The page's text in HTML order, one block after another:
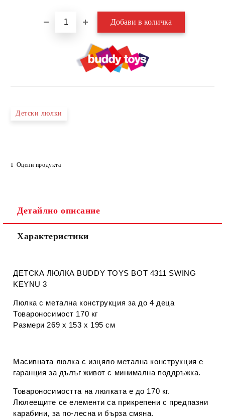
Детски люлки
Оцени продукта
Детайлно описание
Характеристики
ДЕТСКА ЛЮЛКА BUDDY TOYS BOT 4311 SWING
KEYNU 3
Люлка с метална конструкция за до 4 деца
Товароносимост 170 кг
Размери 269 x 153 x 195 см
Масивната люлка с изцяло метална конструкция е
гаранция за дълъг живот с минимална поддръжка.
Товароносимостта на люлката е до 170 кг.
Люлеещите се елементи са прикрепени с предпазни
карабини, за по-лесна и бърза смяна.